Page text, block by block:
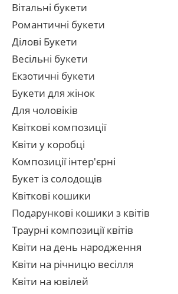
Вітальні букети
Романтичні букети
Ділові Букети
Весільні букети
Екзотичні букети
Букети для жінок
Для чоловіків
Квіткові композиції
Квіти у коробці
Композиції інтер'єрні
Букет із солодощів
Квіткові кошики
Подарункові кошики з квітів
Траурні композиції квітів
Квіти на день народження
Квіти на річницю весілля
Квіти на ювілей